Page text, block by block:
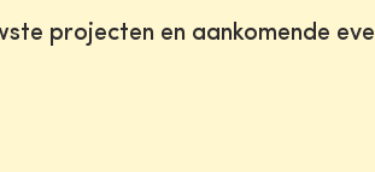
projecten en aankomende